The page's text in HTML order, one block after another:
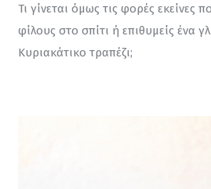
Τι γίνεται όμως τις φορές εκείνες
φίλους στο σπίτι ή επιθυμείς ένα
Κυριακάτικο τραπέζι;